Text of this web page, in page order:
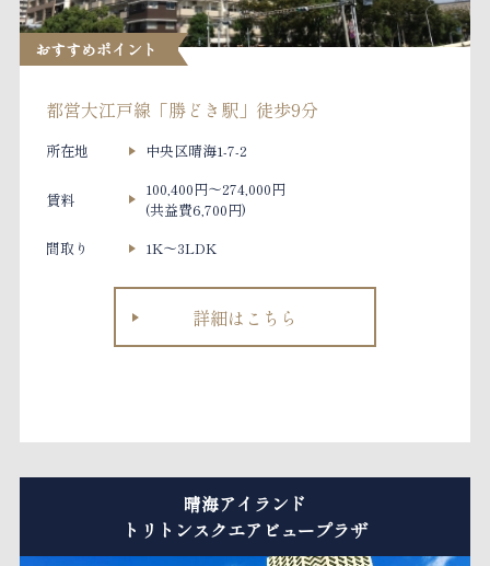
おすすめポイント
都営大江戸線「勝どき駅」徒歩9分
所在地 中央区晴海1-7-2
賃料
100,400円～274,000円
(共益費6,700円)
間取り
1K～3LDK
詳細はこちら
晴海アイランド
トリトンスクエアビュープラザ